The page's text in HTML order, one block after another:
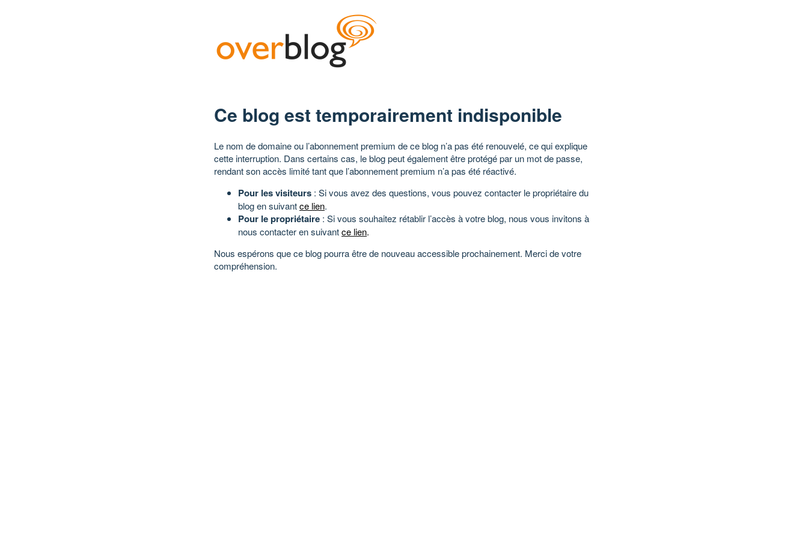
Ce blog est temporairement indisponible
Le nom de domaine ou l’abonnement premium de ce blog n’a pas été renouvelé, ce qui explique
cette interruption. Dans certains cas, le blog peut également être protégé par un mot de passe,
rendant son accès limité tant que l’abonnement premium n’a pas été réactivé.
Pour les visiteurs : Si vous avez des questions, vous pouvez contacter le propriétaire du
blog en suivantce lien.
Pour le propriétaire : Si vous souhaitez rétablir l’accès à votre blog, nous vous invitons à
nous contacter en suivantce lien.
Nous espérons que ce blog pourra être de nouveau accessible prochainement. Merci de votre
compréhension.